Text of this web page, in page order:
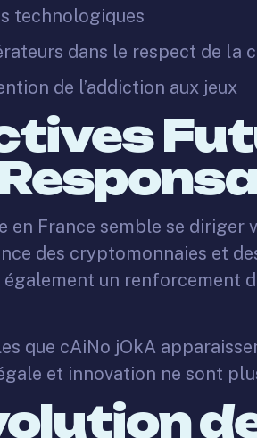
technologiques
dans le respect de la
de l’addiction aux jeux
en France semble se
des cryptomonnaies et
également un
que cAiNo jOkA
et innovation ne sont